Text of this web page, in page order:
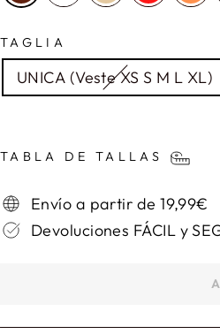
TAGLIA
UNICA (Veste XS S M L XL)
TABLA DE TALLAS
Envío a partir de 19,99€
Devoluciones FÁCIL y